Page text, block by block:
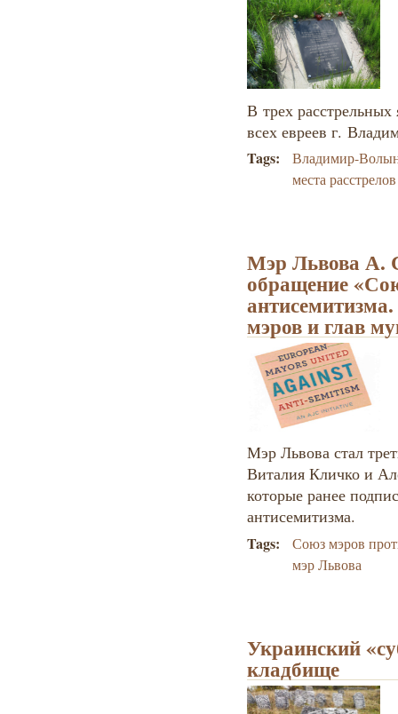
В трех расстрельных
всех евреев г.
Tags:
Владимир-
места расстрелов
Мэр Львова А.
обращение
мэров и глав
Мэр Львова стал
Виталия Кличко и
которые ранее
антисемитизма.
Tags:
Союз мэров
мэр Львова
Украинский
кладбище